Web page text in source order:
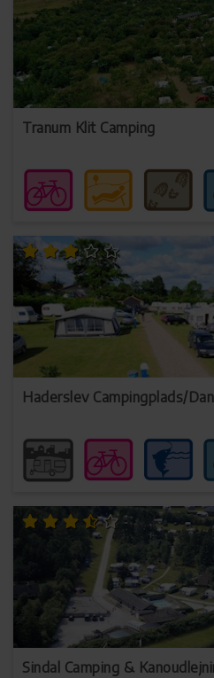
Tranum Klit Camping
Haderslev Campingplads/
Sindal Camping &